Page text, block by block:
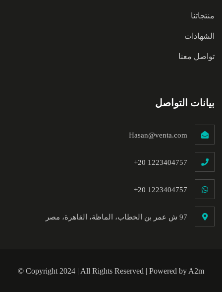
منتجاتنا
الشهادات
تواصل معنا
بيانات التواصل
Hasan@venta.com
+20 1223404757
+20 1223404757
97 ش عمر بن الخطاب، الماظة، القاهرة، مصر
© Copyright 2024 | All Rights Reserved | Powered by A2m